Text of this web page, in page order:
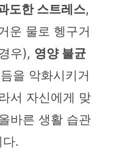
도한 스트레스,
운 물로 헹구거
우), 영양 불균
을 악화시키거
서 자신에게 맞
바른 생활 습관
.